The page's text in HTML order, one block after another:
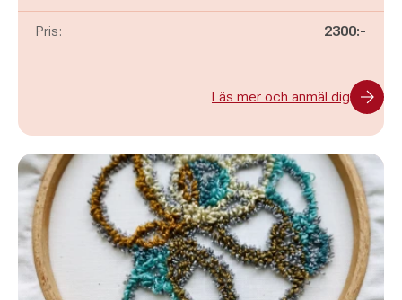
Pris: 2300:-
Läs mer och anmäl dig